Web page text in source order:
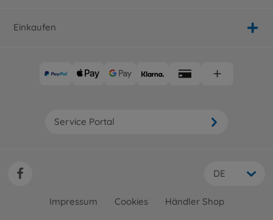
Einkaufen
Service Portal
DE
Impressum Cookies Händler Shop